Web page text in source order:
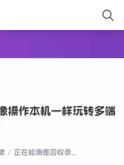
操作本机一样玩转多端
/ 正在检测是否收录...